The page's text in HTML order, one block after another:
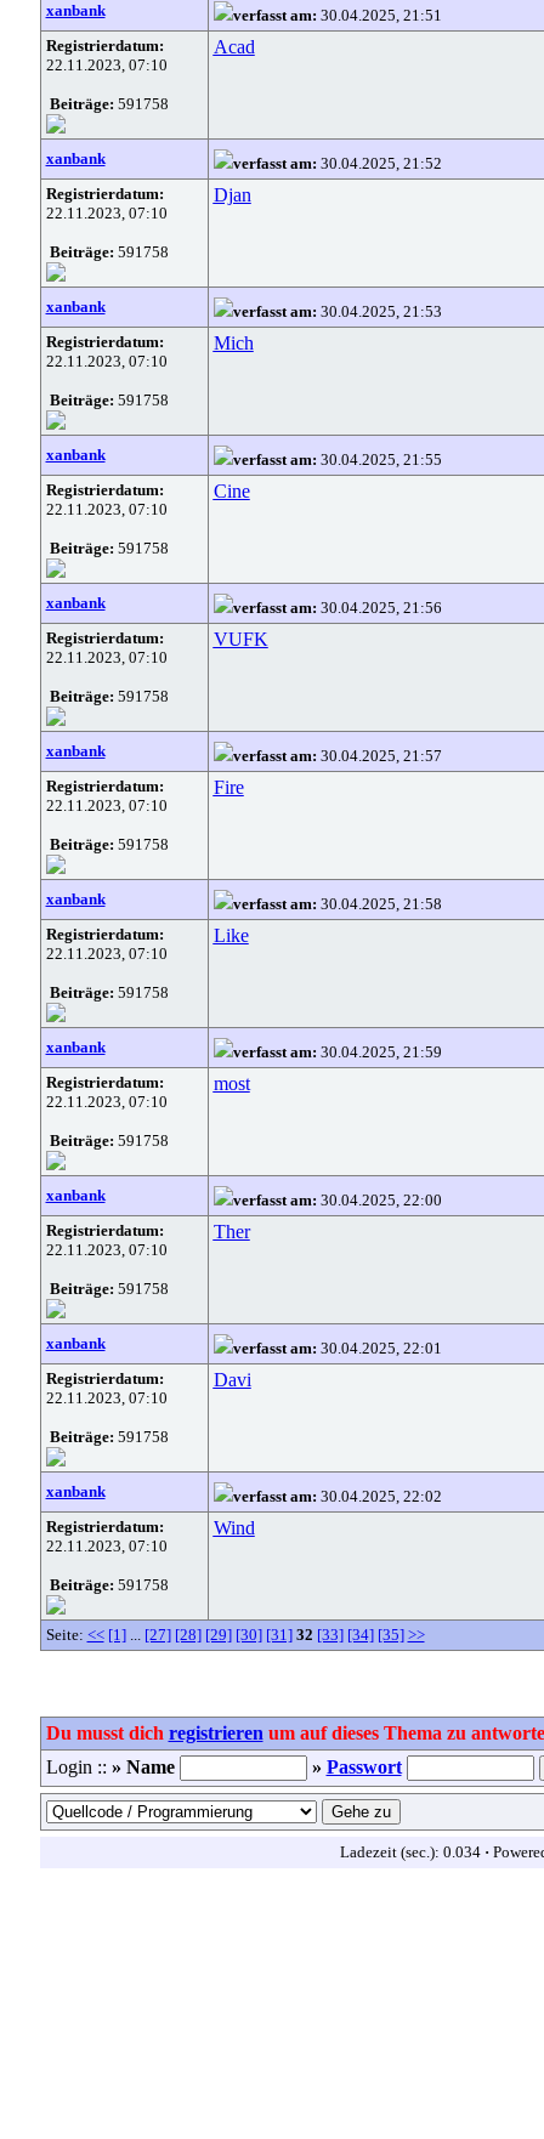
xanbank verfasst am: 30.04.2025, 21:51
Registrierdatum:
22.11.2023, 07:10
Beiträge: 591758
Acad
xanbank verfasst am: 30.04.2025, 21:52
Registrierdatum:
22.11.2023, 07:10
Beiträge: 591758
Djan
xanbank verfasst am: 30.04.2025, 21:53
Registrierdatum:
22.11.2023, 07:10
Beiträge: 591758
Mich
xanbank verfasst am: 30.04.2025, 21:55
Registrierdatum:
22.11.2023, 07:10
Beiträge: 591758
Cine
xanbank verfasst am: 30.04.2025, 21:56
Registrierdatum:
22.11.2023, 07:10
Beiträge: 591758
VUFK
xanbank verfasst am: 30.04.2025, 21:57
Registrierdatum:
22.11.2023, 07:10
Beiträge: 591758
Fire
xanbank verfasst am: 30.04.2025, 21:58
Registrierdatum:
22.11.2023, 07:10
Beiträge: 591758
Like
xanbank verfasst am: 30.04.2025, 21:59
Registrierdatum:
22.11.2023, 07:10
Beiträge: 591758
most
xanbank verfasst am: 30.04.2025, 22:00
Registrierdatum:
22.11.2023, 07:10
Beiträge: 591758
Ther
xanbank verfasst am: 30.04.2025, 22:01
Registrierdatum:
22.11.2023, 07:10
Beiträge: 591758
Davi
xanbank verfasst am: 30.04.2025, 22:02
Registrierdatum:
22.11.2023, 07:10
Beiträge: 591758
Wind
Seite: << [1]... [27] [28] [29] [30] [31] 32 [33] [34] [35] >>
Du musst dich registrieren um auf dieses Thema zu
Login :: » Name » Passwort
Ladezeit (sec.): 0.034 ·